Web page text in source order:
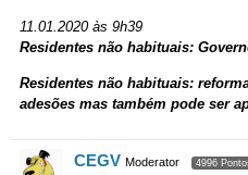
11.01.2020 às 9h39
Residentes não habituais:
Residentes não habituais:
adesões mas também pode ser
CEGV Moderator 4996